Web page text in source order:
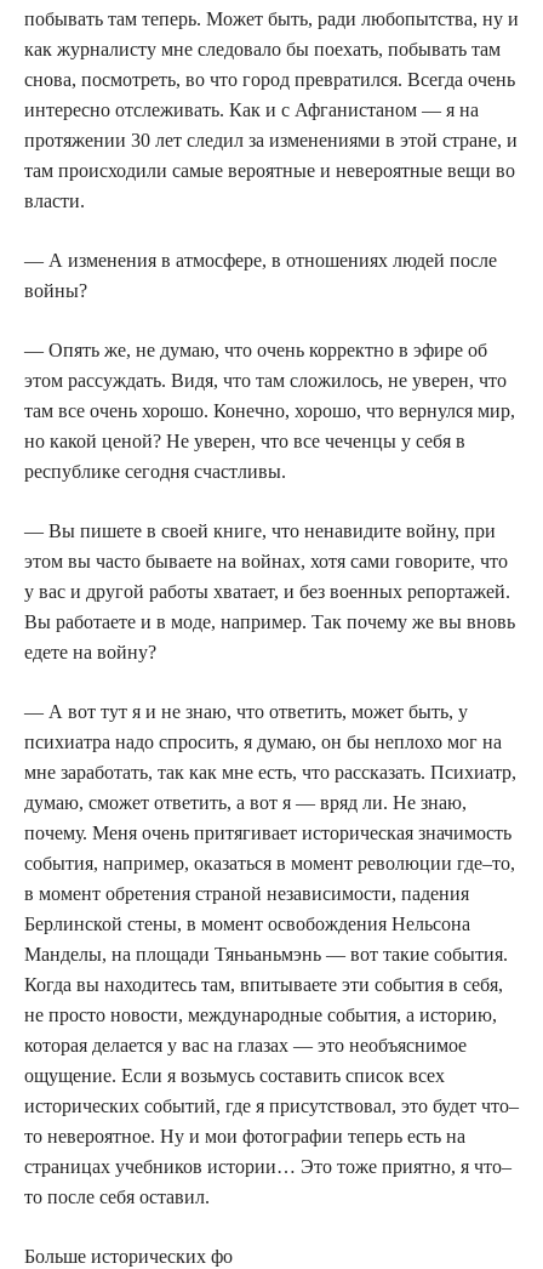
побывать там теперь. Может быть, ради любопытства, ну и
как журналисту мне следовало бы поехать, побывать там
снова, посмотреть, во что город превратился. Всегда очень
интересно отслеживать. Как и с Афганистаном — я на
протяжении 30 лет следил за изменениями в этой стране, и
там происходили самые вероятные и невероятные вещи во
власти.
— А изменения в атмосфере, в отношениях людей после
войны?
— Опять же, не думаю, что очень корректно в эфире об
этом рассуждать. Видя, что там сложилось, не уверен, что
там все очень хорошо. Конечно, хорошо, что вернулся мир,
но какой ценой? Не уверен, что все чеченцы у себя в
республике сегодня счастливы.
— Вы пишете в своей книге, что ненавидите войну, при
этом вы часто бываете на войнах, хотя сами говорите, что
у вас и другой работы хватает, и без военных репортажей.
Вы работаете и в моде, например. Так почему же вы вновь
едете на войну?
— А вот тут я и не знаю, что ответить, может быть, у
психиатра надо спросить, я думаю, он бы неплохо мог на
мне заработать, так как мне есть, что рассказать. Психиатр,
думаю, сможет ответить, а вот я — вряд ли. Не знаю,
почему. Меня очень притягивает историческая значимость
события, например, оказаться в момент революции где–то,
в момент обретения страной независимости, падения
Берлинской стены, в момент освобождения Нельсона
Манделы, на площади Тяньаньмэнь — вот такие события.
Когда вы находитесь там, впитываете эти события в себя,
не просто новости, международные события, а историю,
которая делается у вас на глазах — это необъяснимое
ощущение. Если я возьмусь составить список всех
исторических событий, где я присутствовал, это будет что–
то невероятное. Ну и мои фотографии теперь есть на
страницах учебников истории… Это тоже приятно, я что–
то после себя оставил.
Больше исторических фо